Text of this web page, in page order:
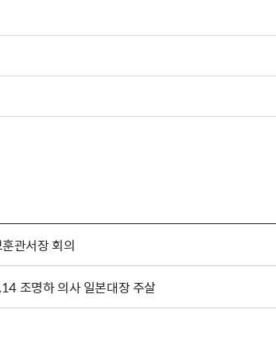
관서장 회의
조명하 의사 일본대장 주살